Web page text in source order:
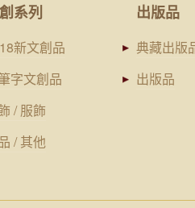
系列
新文創品
字文創品
/ 服飾
/ 其他
出版品
典藏出版
出版品